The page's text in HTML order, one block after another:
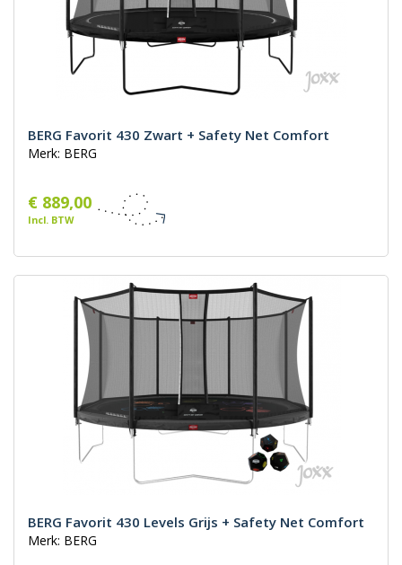
BERG Favorit 430 Zwart + Safety Net Comfort
Merk: BERG
€ 889,00
Incl. BTW
BERG Favorit 430 Levels Grijs + Safety Net Comfort
Merk: BERG